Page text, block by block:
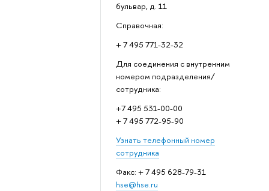
бульвар, д. 11
Справочная:
+ 7 495 771-32-32
Для соединения с внутренним
номером подразделения/
сотрудника:
+7 495 531-00-00
+ 7 495 772-95-90
Узнать телефонный номер
сотрудника
Факс: + 7 495 628-79-31
hse@hse.ru